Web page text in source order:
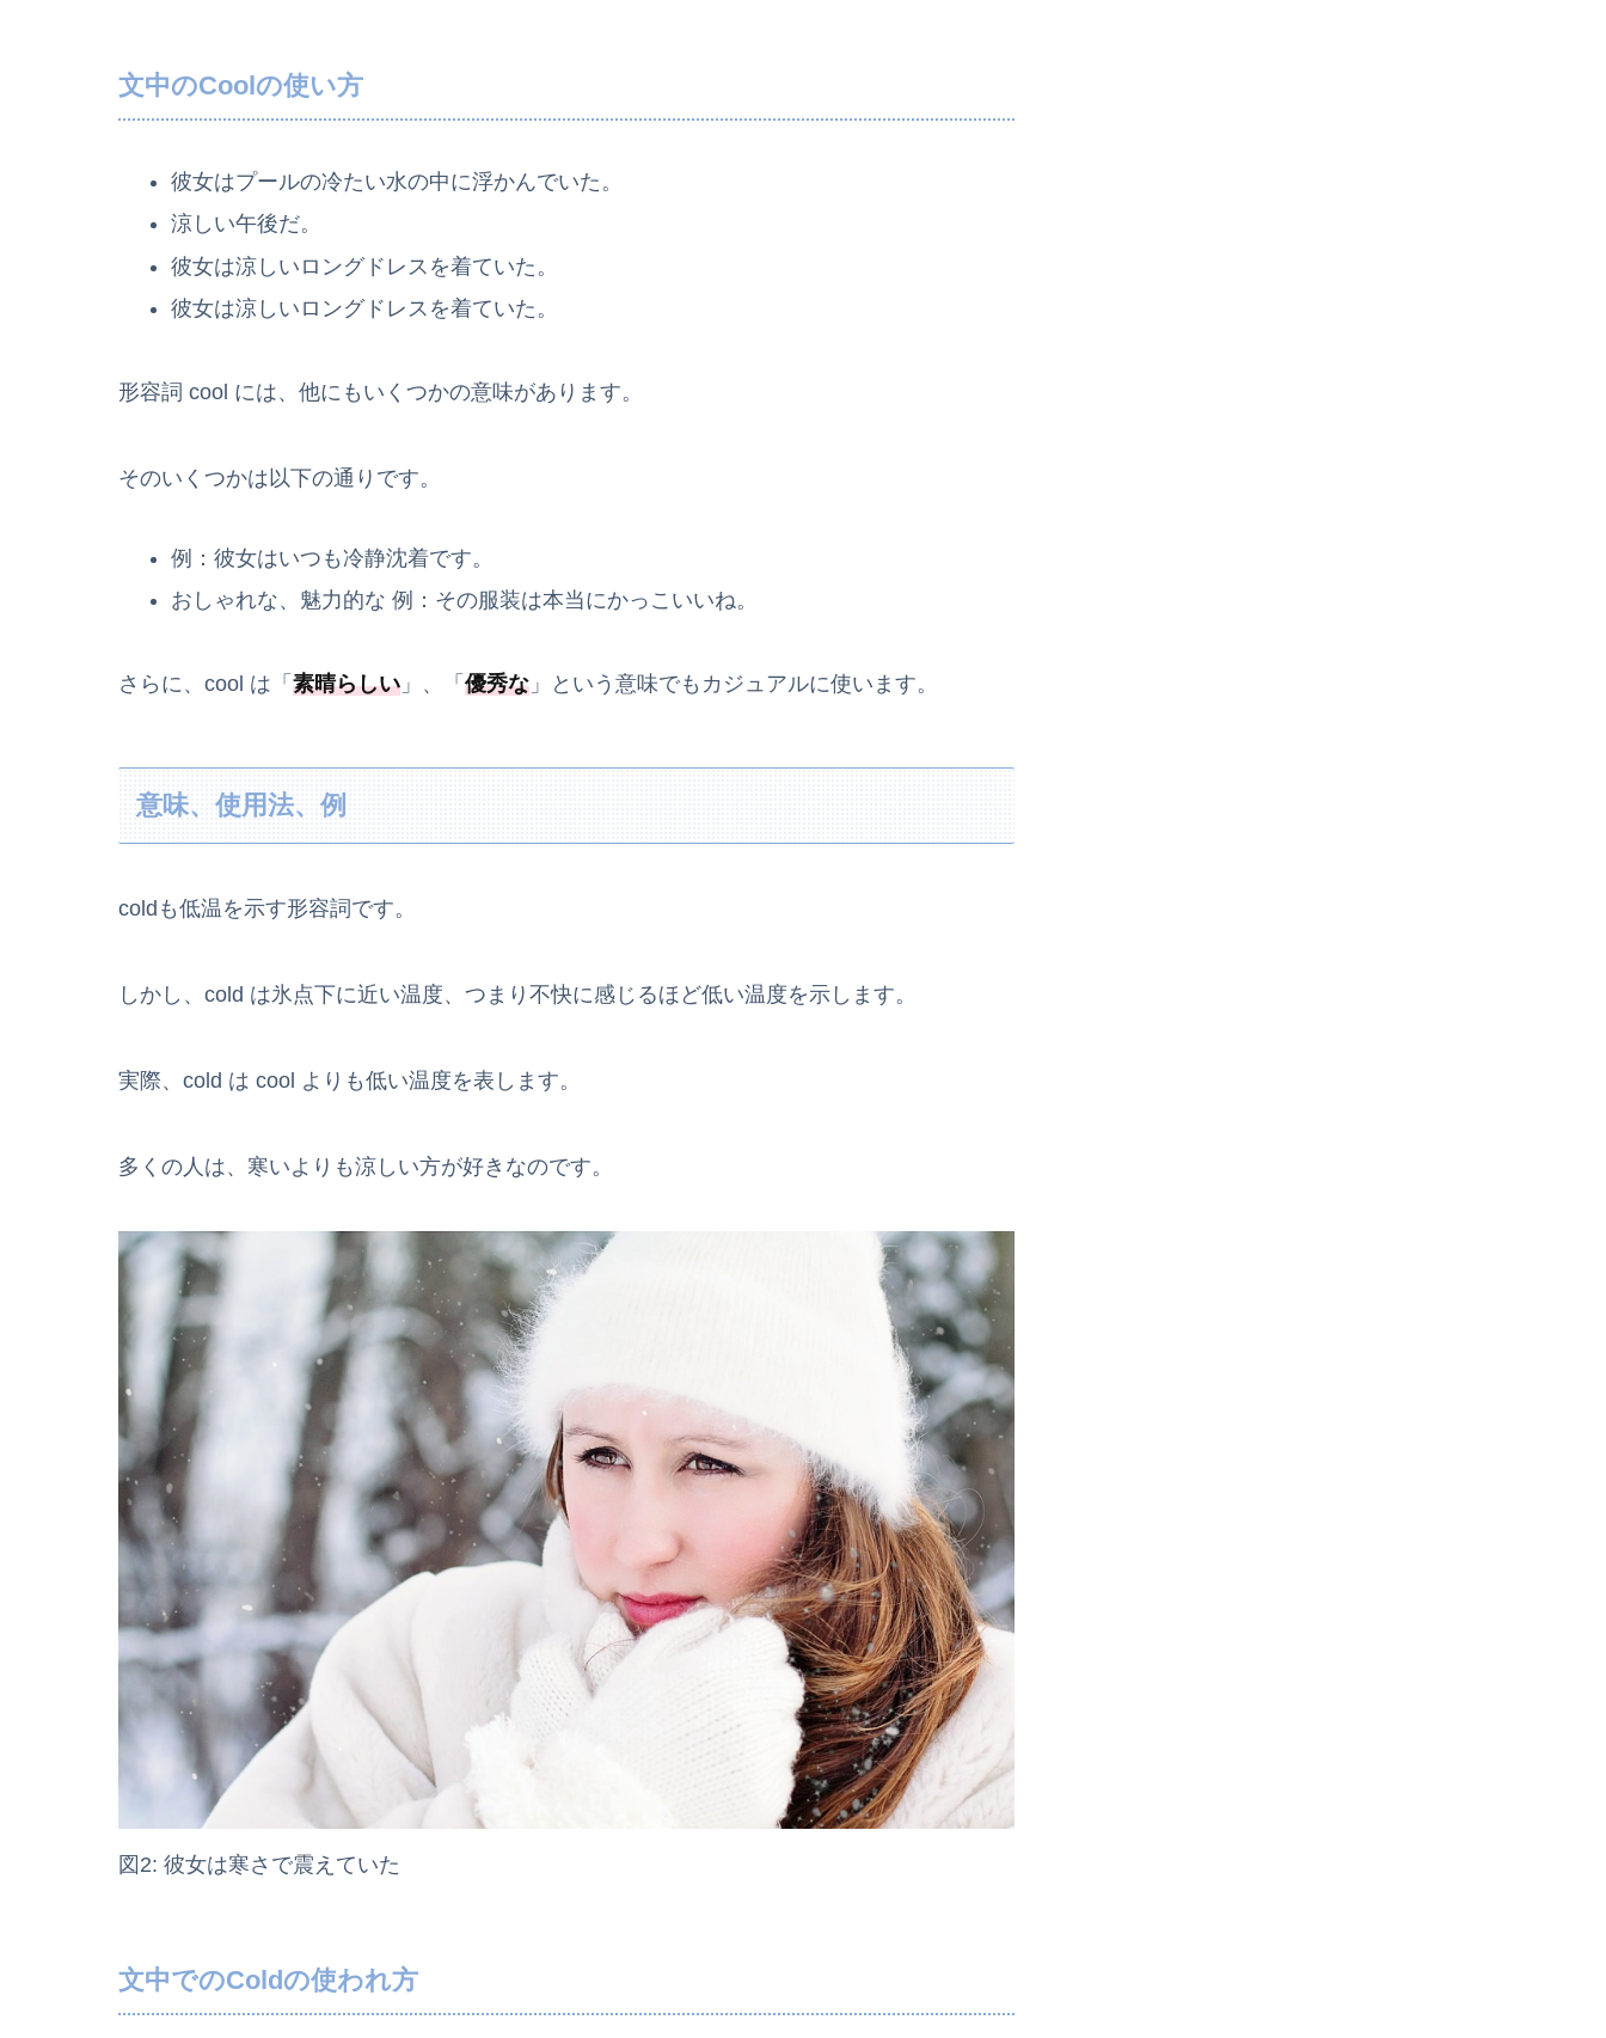
文中のCoolの使い方
彼女はプールの冷たい水の中に浮かんでいた。
涼しい午後だ。
彼女は涼しいロングドレスを着ていた。
彼女は涼しいロングドレスを着ていた。
形容詞 cool には、他にもいくつかの意味があります。
そのいくつかは以下の通りです。
例：彼女はいつも冷静沈着です。
おしゃれな、魅力的な 例：その服装は本当にかっこいいね。
さらに、cool は「 素晴らしい 」、「 優秀な 」という意味でもカジュアルに使います。
意味、使用法、例
coldも低温を示す形容詞です。
しかし、cold は氷点下に近い温度、つまり不快に感じるほど低い温度を示します。
実際、cold は cool よりも低い温度を表します。
多くの人は、寒いよりも涼しい方が好きなのです。
図2: 彼女は寒さで震えていた
文中でのColdの使われ方